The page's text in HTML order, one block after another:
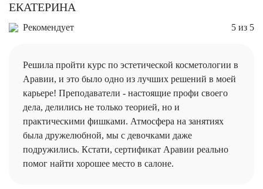
ЕКАТЕРИНА
Рекомендует 5 из 5
Решила пройти курс по эстетической косметологии в
Аравии, и это было одно из лучших решений в моей
карьере! Преподаватели - настоящие профи своего
дела, делились не только теорией, но и
практическими фишками. Атмосфера на занятиях
была дружелюбной, мы с девочками даже
подружились. Кстати, сертификат Аравии реально
помог найти хорошее место в салоне.